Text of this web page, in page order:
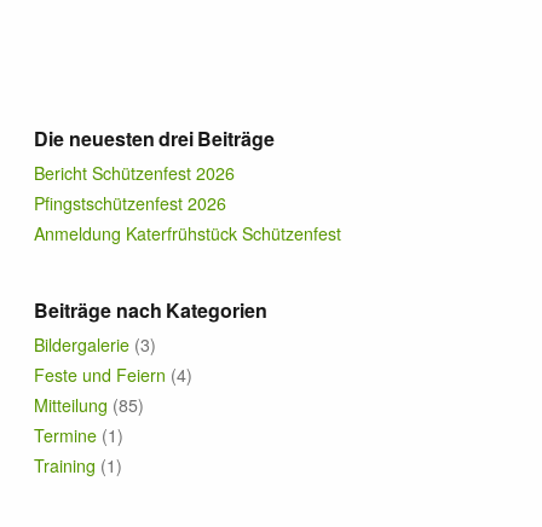
News
Förderer & Sponsoren
Links
Die neuesten drei Beiträge
Bericht Schützenfest 2026
Pfingstschützenfest 2026
Anmeldung Katerfrühstück Schützenfest
Beiträge nach Kategorien
Bildergalerie (3)
Feste und Feiern (4)
Mitteilung (85)
Termine (1)
Training (1)